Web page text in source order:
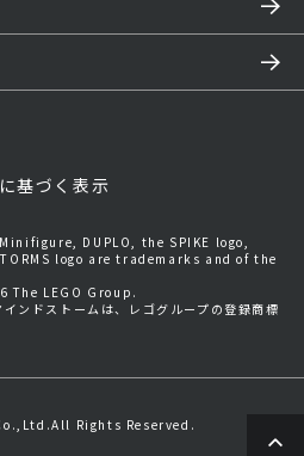
基づく表示
DUPLO, the SPIKE logo,
logo are trademarks and of the
LEGO Group.
ンドストームは、レゴグループの登録商標
Rights Reserved.